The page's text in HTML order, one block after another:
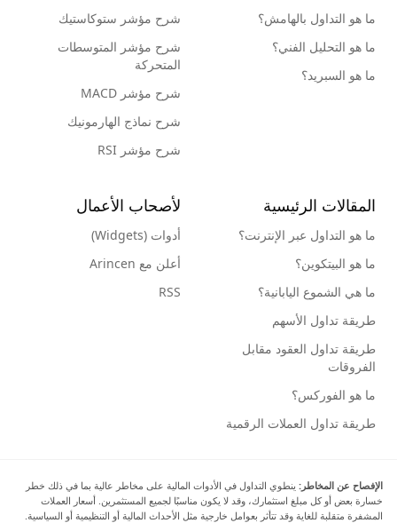
ما هو التداول بالهامش؟
ما هو التحليل الفني؟
ما هو السبريد؟
شرح مؤشر ستوكاستيك
شرح مؤشر المتوسطات
المتحركة
شرح مؤشر MACD
شرح نماذج الهارمونيك
شرح مؤشر RSI
المقالات الرئيسية
ما هو التداول عبر الإنترنت؟
ما هو البيتكوين؟
ما هي الشموع اليابانية؟
طريقة تداول الأسهم
طريقة تداول العقود مقابل
الفروقات
ما هو الفوركس؟
طريقة تداول العملات الرقمية
لأصحاب الأعمال
أدوات (Widgets)
أعلن مع Arincen
RSS
الإفصاح عن المخاطر: ينطوي التداول في الأدوات المالية على مخاطر عالية بما في ذلك خطر
خسارة بعض أو كل مبلغ استثمارك، وقد لا يكون مناسبًا لجميع المستثمرين. أسعار العملات
المشفرة متقلبة للغاية وقد تتأثر بعوامل خارجية مثل الأحداث المالية أو التنظيمية أو السياسية.